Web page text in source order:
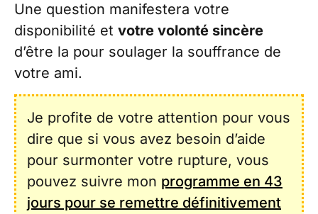
Une question manifestera votre
disponibilité et votre volonté sincère
d’être la pour soulager la souffrance de
votre ami.
Je profite de votre attention pour vous
dire que si vous avez besoin d’aide
pour surmonter votre rupture, vous
pouvez suivre mon programme en 43
jours pour se remettre définitivement